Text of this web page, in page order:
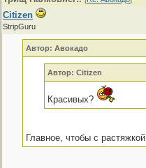
Citizen
StripGuru
Автор: Авокадо
Автор: Citizen
Красивых?
Главное, чтобы с растяжкой